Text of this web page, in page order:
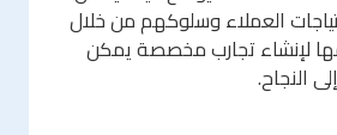
العملاء وسلوكهم من خلال
لإنشاء تجارب مخصصة يمكن
النجاح.